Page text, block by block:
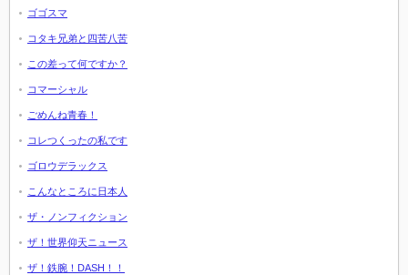
ゴゴスマ
コタキ兄弟と四苦八苦
この差って何ですか？
コマーシャル
ごめんね青春！
コレつくったの私です
ゴロウデラックス
こんなところに日本人
ザ・ノンフィクション
ザ！世界仰天ニュース
ザ！鉄腕！DASH！！